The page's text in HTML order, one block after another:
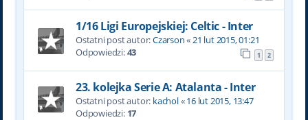
1/16 Ligi Europejskiej: Celtic - Inter
Ostatni post autor:Czarson«21 lut 2015, 01:21
Odpowiedzi:43 1 2
23. kolejka Serie A: Atalanta - Inter
Ostatni post autor: kachol«16 lut 2015, 13:47
Odpowiedzi: 17